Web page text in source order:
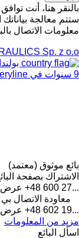
بالنقر هنا، أنت
ستتم معالجة
معلومات الاتصال
Sp. z o.o.
بولندا
9 سنوات في Machineryline
بائع موثوق (معتمد)
الاشتراك بصفحة
+48 600 27... عرض
معاودة الاتصال بي
+48 602 19... عرض
مزيد من المعلومات
اسأل البائع